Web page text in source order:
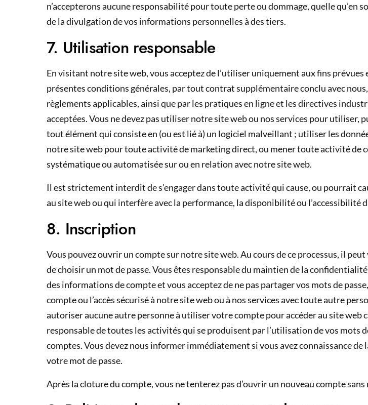
n’accepterons aucune responsabilité pour toute perte ou dommage, quelle qu’en
de la divulgation de vos informations personnelles à des tiers.
7. Utilisation responsable
En visitant notre site web, vous acceptez de l’utiliser uniquement aux fins prévues
présentes conditions générales, par tout contrat supplémentaire conclu avec
règlements applicables, ainsi que par les pratiques en ligne et les directives
acceptées. Vous ne devez pas utiliser notre site web ou nos services pour utiliser,
tout élément qui consiste en (ou est lié à) un logiciel malveillant ; utiliser les
notre site web pour toute activité de marketing direct, ou mener toute activité de
systématique ou automatisée sur ou en relation avec notre site web.
Il est strictement interdit de s’engager dans toute activité qui cause, ou pourrait
au site web ou qui interfère avec la performance, la disponibilité ou l’accessibilité
8. Inscription
Vous pouvez ouvrir un compte sur notre site web. Au cours de ce processus, il
de choisir un mot de passe. Vous êtes responsable du maintien de la
des informations de compte et vous acceptez de ne pas partager vos mots de
compte ou l’accès sécurisé à notre site web ou à nos services avec toute autre
autoriser aucune autre personne à utiliser votre compte pour accéder au site web
responsable de toutes les activités qui se produisent par l’utilisation de vos mots
comptes. Vous devez nous informer immédiatement si vous avez connaissance de
votre mot de passe.
Après la cloture du compte, vous ne tenterez pas d’ouvrir un nouveau compte